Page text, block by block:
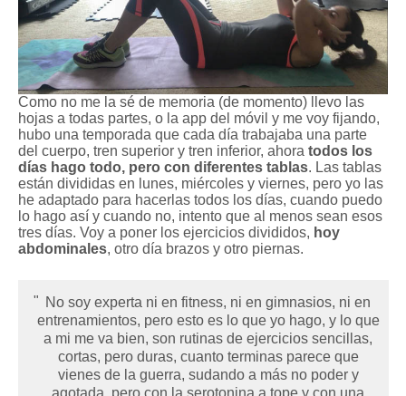
Como no me la sé de memoria (de momento) llevo las
hojas a todas partes, o la app del móvil y me voy fijando,
hubo una temporada que cada día trabajaba una parte
del cuerpo, tren superior y tren inferior, ahora todos los
días hago todo, pero con diferentes tablas. Las tablas
están divididas en lunes, miércoles y viernes, pero yo las
he adaptado para hacerlas todos los días, cuando puedo
lo hago así y cuando no, intento que al menos sean esos
tres días. Voy a poner los ejercicios divididos, hoy
abdominales, otro día brazos y otro piernas.
No soy experta ni en fitness, ni en gimnasios, ni en
entrenamientos, pero esto es lo que yo hago, y lo que
a mi me va bien, son rutinas de ejercicios sencillas,
cortas, pero duras, cuanto terminas parece que
vienes de la guerra, sudando a más no poder y
agotada, pero con la serotonina a tope y con una